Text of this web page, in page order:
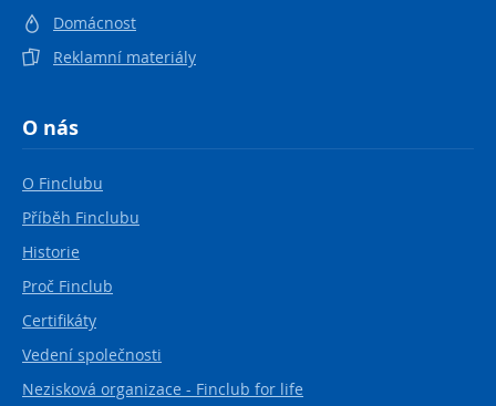
Domácnost
Reklamní materiály
O nás
O Finclubu
Příběh Finclubu
Historie
Proč Finclub
Certifikáty
Vedení společnosti
Nezisková organizace - Finclub for life